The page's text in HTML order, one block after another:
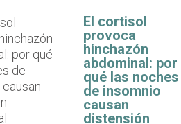
El cortisol
provoca
hinchazón
abdominal: por
qué las noches
de insomnio
causan
distensión